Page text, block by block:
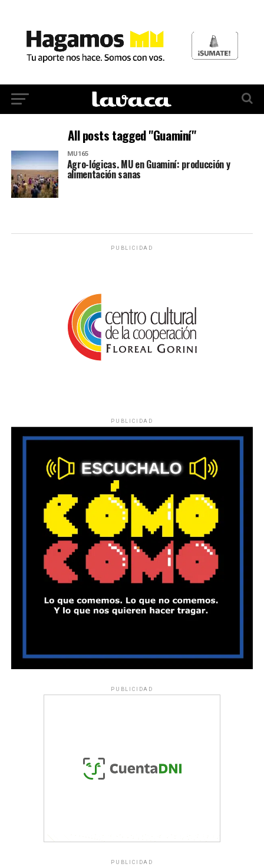
All posts tagged "Guaminí"
MU165
Agro-lógicas. MU en Guaminí: producción y
alimentación sanas
PUBLICIDAD
PUBLICIDAD
PUBLICIDAD
PUBLICIDAD